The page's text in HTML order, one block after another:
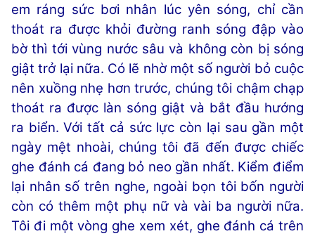
em ráng sức bơi nhân lúc yên sóng, chỉ cần
thoát ra được khỏi đường ranh sóng đập vào
bờ thì tới vùng nước sâu và không còn bị sóng
giật trở lại nữa. Có lẽ nhờ một số người bỏ cuộc
nên xuồng nhẹ hơn trước, chúng tôi chậm chạp
thoát ra được làn sóng giật và bắt đầu hướng
ra biển. Với tất cả sức lực còn lại sau gần một
ngày mệt nhoài, chúng tôi đã đến được chiếc
ghe đánh cá đang bỏ neo gần nhất. Kiểm điểm
lại nhân số trên nghe, ngoài bọn tôi bốn người
còn có thêm một phụ nữ và vài ba người nữa.
Tôi đi một vòng ghe xem xét, ghe đánh cá trên